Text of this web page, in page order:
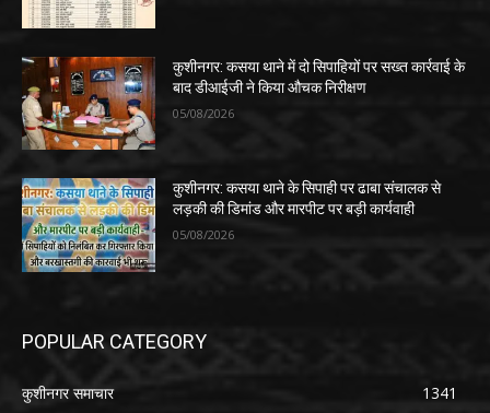
कुशीनगर: कसया थाने में दो सिपाहियों पर सख्त कार्रवाई के
बाद डीआईजी ने किया औचक निरीक्षण
05/08/2026
कुशीनगर: कसया थाने के सिपाही पर ढाबा संचालक से
लड़की की डिमांड और मारपीट पर बड़ी कार्यवाही
05/08/2026
POPULAR CATEGORY
कुशीनगर समाचार
1341